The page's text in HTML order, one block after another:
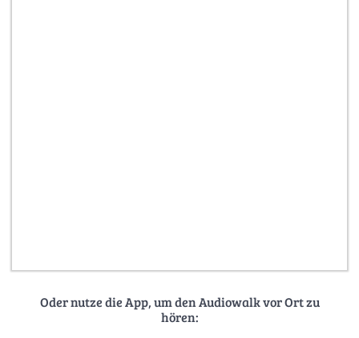
Oder nutze die App, um den Audiowalk vor Ort zu
hören: